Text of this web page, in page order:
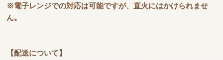
※電子レンジでの対応は可能ですが、直火にはかけられませ
ん。
【配送について】